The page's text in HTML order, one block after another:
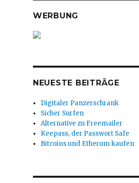
WERBUNG
NEUESTE BEITRÄGE
Digitaler Panzerschrank
Sicher Surfen
Alternative zu Freemailer
Keepass, der Passwort Safe
Bitcoins und Etherum kaufen